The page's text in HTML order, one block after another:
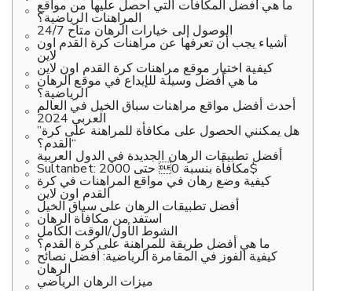
ما هي أفضل المكافآت التي احصل عليها من مواقع
المراهنات الرياضية؟
الوصول إلى خيارات الرهان متاح 24/7
أشياء يجب أن تعرفها عن مراهنات كرة القدم اون
لاين
كيفية اختيار موقع مراهنات كرة القدم اون لاين
ما هي أفضل وسيلة للإيداع في موقع الرهان
الرياضية؟
أحدث أفضل مواقع مراهنات سباق الخيل في العالم
العربي 2024
هل يمكنني الحصول على مكافأة للمراهنة على كرة”
“القدم؟
أفضل تطبيقات الرهان الجديدة في الدول العربية
Sultanbet: مكافأة بنسبة 0 حتى 2000$
كيفية وضع رهان في مواقع المراهنات في كرة
القدم اون لاين
أفضل تطبيقات الرهان على سباق الخيل
استفد من مكافأة الرهان
الشوط الأول/الوقت الكامل
ما هي أفضل طريقة للمراهنة على كرة القدم؟
كيفية الفوز في المقامرة الرياضية: أفضل نصائح
الرهان
ميزات الرهان الرياضي